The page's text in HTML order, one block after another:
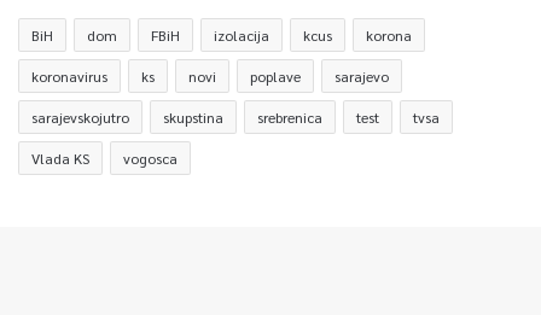
BiH dom FBiH izolacija kcus korona
koronavirus ks novi poplave sarajevo
sarajevskojutro skupstina srebrenica test tvsa
Vlada KS vogosca